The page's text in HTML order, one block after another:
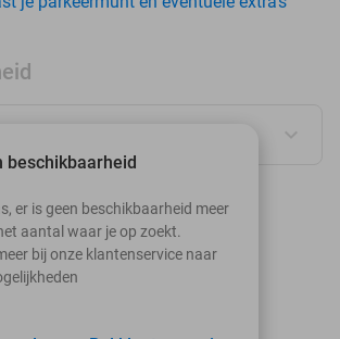
augustus 2026
Wo Do Vr
beschikbaarheid
er is geen beschikbaarheid meer
aantal waar je op zoekt.
bij onze klantenservice naar